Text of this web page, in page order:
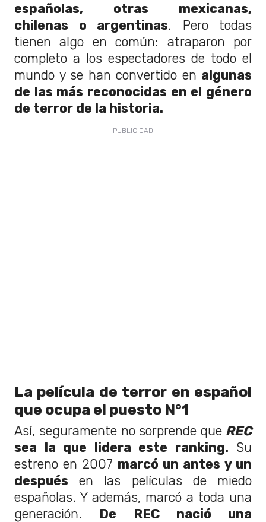
españolas, otras mexicanas,
chilenas o argentinas. Pero todas
tienen algo en común: atraparon por
completo a los espectadores de todo el
mundo y se han convertido en algunas
de las más reconocidas en el género
de terror de la historia.
La película de terror en español
que ocupa el puesto N°1
Así, seguramente no sorprende que REC
sea la que lidera este ranking. Su
estreno en 2007 marcó un antes y un
después en las películas de miedo
españolas. Y además, marcó a toda una
generación. De REC nació una